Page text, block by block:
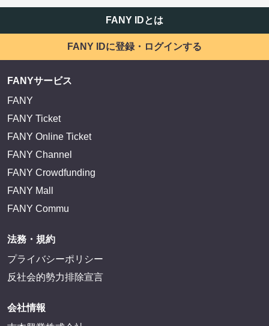
FANY IDとは
FANY IDに登録・ログインする
FANYサービス
FANY
FANY Ticket
FANY Online Ticket
FANY Channel
FANY Crowdfunding
FANY Mall
FANY Commu
法務・規約
プライバシーポリシー
反社会的勢力排除宣言
会社情報